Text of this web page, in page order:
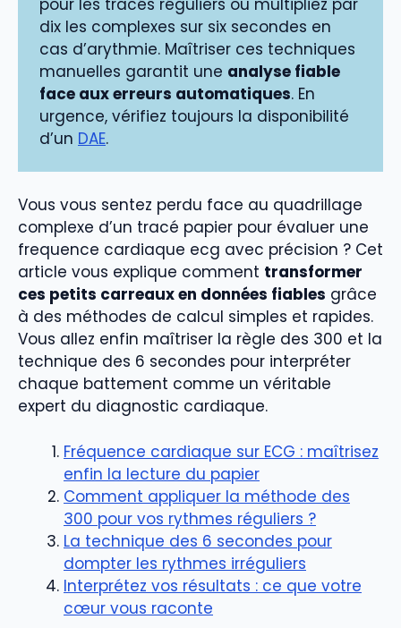
dix les complexes sur six secondes en
cas d’arythmie. Maîtriser ces techniques
manuelles garantit une analyse fiable
face aux erreurs automatiques. En
urgence, vérifiez toujours la disponibilité
d’un DAE.
Vous vous sentez perdu face au quadrillage
complexe d’un tracé papier pour évaluer une
frequence cardiaque ecg avec précision ? Cet
article vous explique comment transformer
ces petits carreaux en données fiables grâce
à des méthodes de calcul simples et rapides.
Vous allez enfin maîtriser la règle des 300 et la
technique des 6 secondes pour interpréter
chaque battement comme un véritable
expert du diagnostic cardiaque.
Fréquence cardiaque sur ECG : maîtrisez
enfin la lecture du papier
Comment appliquer la méthode des
300 pour vos rythmes réguliers ?
La technique des 6 secondes pour
dompter les rythmes irréguliers
Interprétez vos résultats : ce que votre
cœur vous raconte